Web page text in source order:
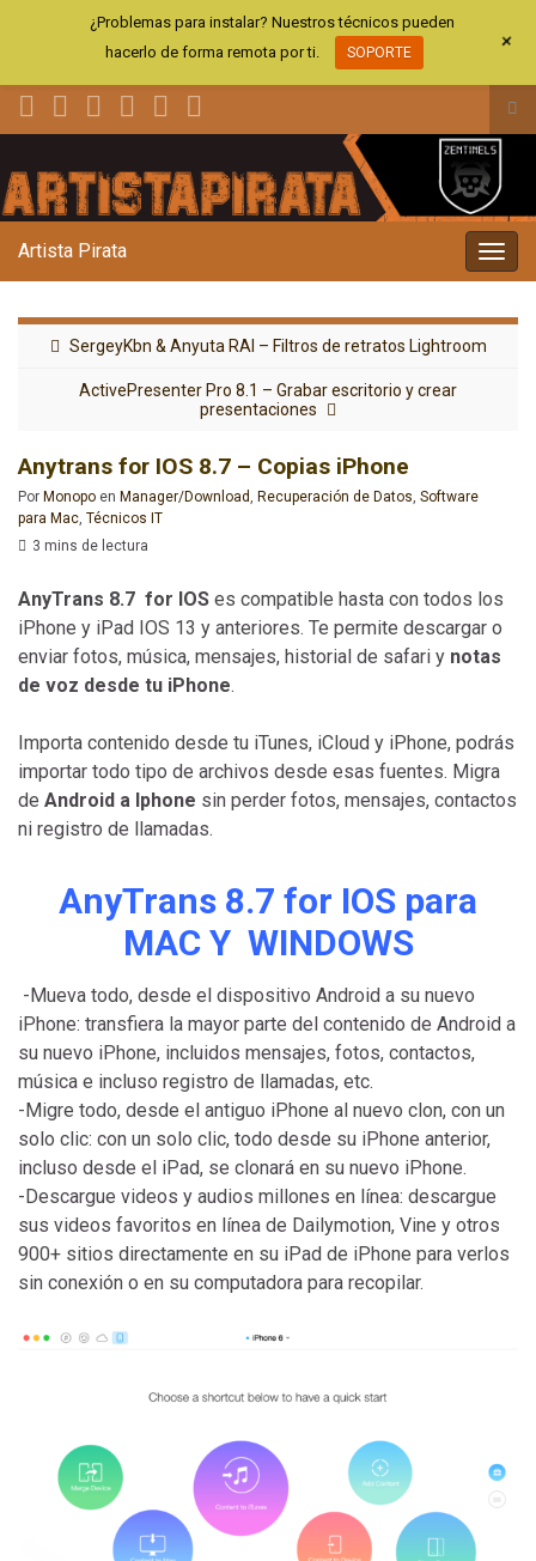
el
la
Artista Pirata
SergeyKbn & Anyuta RAI – Filtros de retratos Lightroom
ActivePresenter Pro 8.1 – Grabar escritorio y crear
presentaciones
Anytrans for IOS 8.7 – Copias iPhone
Por Monopo en Manager/Download , Recuperación de Datos, Software
para Mac, Técnicos IT
3 mins de lectura
AnyTrans 8.7 for IOS es compatible hasta con todos los
iPhone y iPad IOS 13 y anteriores. Te permite descargar o
enviar fotos, música, mensajes, historial de safari y notas
de voz desde tu iPhone.
Importa contenido desde tu iTunes, iCloud y iPhone, podrás
importar todo tipo de archivos desde esas fuentes. Migra
de Android a Iphone sin perder fotos, mensajes, contactos
ni registro de llamadas.
AnyTrans 8.7 for IOS para
MAC Y WINDOWS
-Mueva todo, desde el dispositivo Android a su nuevo
iPhone: transfiera la mayor parte del contenido de Android a
su nuevo iPhone, incluidos mensajes, fotos, contactos,
música e incluso registro de llamadas, etc.
-Migre todo, desde el antiguo iPhone al nuevo clon, con un
solo clic: con un solo clic, todo desde su iPhone anterior,
incluso desde el iPad, se clonará en su nuevo iPhone.
-Descargue videos y audios millones en línea: descargue
sus videos favoritos en línea de Dailymotion, Vine y otros
900+ sitios directamente en su iPad de iPhone para verlos
sin conexión o en su computadora para recopilar.
¿Problemas para instalar? Nuestros técnicos pueden
hacerlo de forma remota por ti.
SOPORTE +